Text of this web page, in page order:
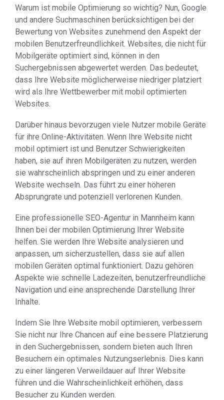
Warum ist mobile Optimierung so wichtig? Nun, Google
und andere Suchmaschinen berücksichtigen bei der
Bewertung von Websites zunehmend den Aspekt der
mobilen Benutzerfreundlichkeit. Websites, die nicht für
Mobilgeräte optimiert sind, können in den
Suchergebnissen abgewertet werden. Das bedeutet,
dass Ihre Website möglicherweise niedriger platziert
wird als Ihre Wettbewerber mit mobil optimierten
Websites.
Darüber hinaus bevorzugen viele Nutzer mobile Geräte
für ihre Online-Aktivitäten. Wenn Ihre Website nicht
mobil optimiert ist und Benutzer Schwierigkeiten
haben, sie auf ihren Mobilgeräten zu nutzen, werden
sie wahrscheinlich abspringen und zu einer anderen
Website wechseln. Das führt zu einer höheren
Absprungrate und potenziell verlorenen Kunden.
Eine professionelle SEO-Agentur in Mannheim kann
Ihnen bei der mobilen Optimierung Ihrer Website
helfen. Sie werden Ihre Website analysieren und
anpassen, um sicherzustellen, dass sie auf allen
mobilen Geräten optimal funktioniert. Dazu gehören
Aspekte wie schnelle Ladezeiten, benutzerfreundliche
Navigation und eine ansprechende Darstellung Ihrer
Inhalte.
Indem Sie Ihre Website mobil optimieren, verbessern
Sie nicht nur Ihre Chancen auf eine bessere Platzierung
in den Suchergebnissen, sondern bieten auch Ihren
Besuchern ein optimales Nutzungserlebnis. Dies kann
zu einer längeren Verweildauer auf Ihrer Website
führen und die Wahrscheinlichkeit erhöhen, dass
Besucher zu Kunden werden.